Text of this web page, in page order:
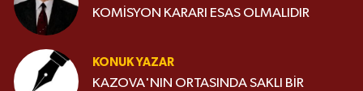
KOMİSYON KARARI ESAS OLMALIDIR
KONUK YAZAR
KAZOVA'NIN ORTASINDA SAKLI BİR